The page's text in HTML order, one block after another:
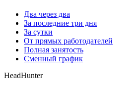
Два через два
За последние три дня
За сутки
От прямых работодателей
Полная занятость
Сменный график
HeadHunter